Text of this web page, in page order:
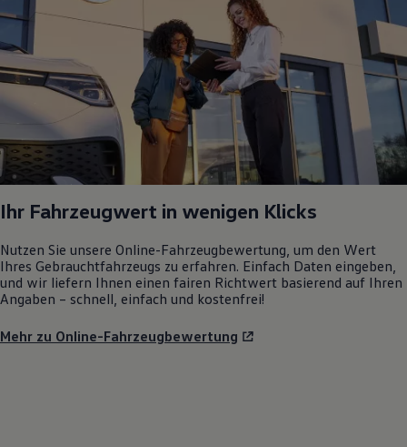
Ihr Fahrzeugwert in wenigen Klicks
Nutzen Sie unsere Online-Fahrzeugbewertung, um den Wert
Ihres Gebrauchtfahrzeugs zu erfahren. Einfach Daten eingeben,
und wir liefern Ihnen einen fairen Richtwert basierend auf Ihren
Angaben – schnell, einfach und kostenfrei!
Mehr zu Online-Fahrzeugbewertung